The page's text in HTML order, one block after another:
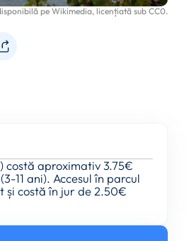
pe Wikimedia, licențiată sub CC0.
costă aproximativ 3.75€
11 ani). Accesul în parcul
și costă în jur de 2.50€